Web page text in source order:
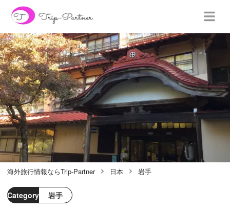
海外旅行情報ならTrip-Partner 日本 岩手
Category 岩手